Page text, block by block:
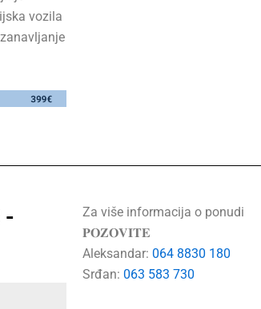
vozila
-
Za više informacija o ponudi
𝐏𝐎𝐙𝐎𝐕𝐈𝐓𝐄
Aleksandar: 064 8830 180
Srđan: 063 583 730